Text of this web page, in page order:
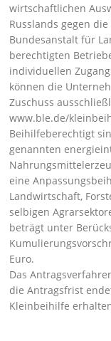
wirtschaftlichen
Russlands gegen
Bundesanstalt für
berechtigten
individuellen
können die
Zuschuss
www.ble.de/
Beihilfeberechtigt
genannten
eine
Landwirtschaft,
selbigen
beträgt unter
Euro.
Das
die Antragsfrist
Kleinbeihilfe